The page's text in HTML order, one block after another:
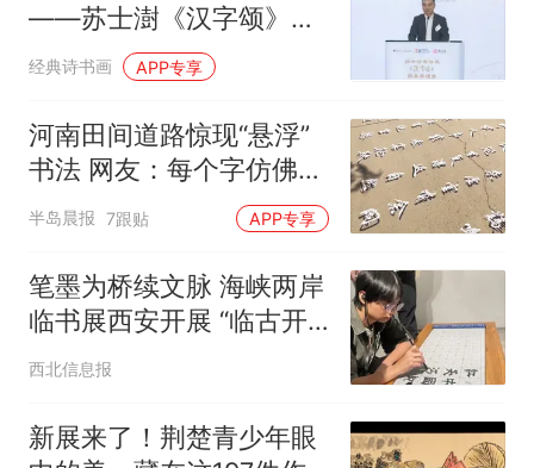
——苏士澍《汉字颂》书
法展开幕典礼暨作品捐赠
签署仪式在香港科技大学
举行
经典诗书画 APP专享
河南田间道路惊现“悬浮”
书法 网友：每个字仿佛会
随时飘走
半岛晨报 7跟贴 APP专享
笔墨为桥续文脉 海峡两岸
临书展西安开展 “临古开
新 共书辉煌——西安碑林
2026）”开幕
西北信息报
新展来了！荆楚青少年眼